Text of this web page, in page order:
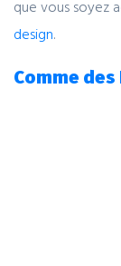
que vous soyez
design.
Comme des